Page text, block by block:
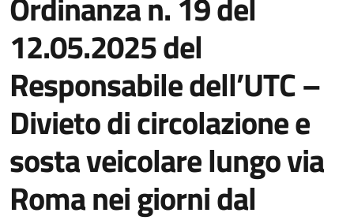
12.05.2025 del
Responsabile dell’UTC –
Divieto di circolazione e
sosta veicolare lungo via
Roma nei giorni dal